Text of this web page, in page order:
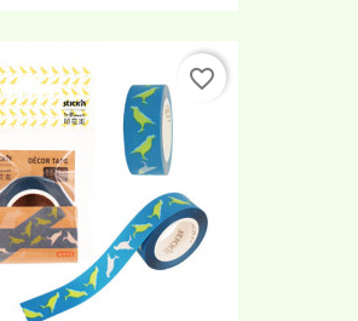
favorite_border